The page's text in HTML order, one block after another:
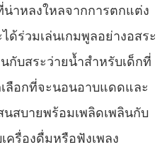
าหลงใหลจากการตกแต่ง
ร่วมเล่นเกมพูลอย่างอสระ
กับสระว่ายน้ำสำหรับเด็กที่
ลือกที่จะนอนอาบแดดและ
สบายพร้อมเพลิดเพลินกับ
ครื่องดื่มหรือฟังเพลง